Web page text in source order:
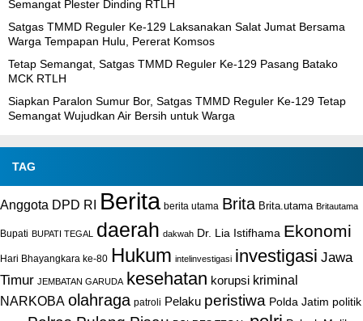
Semangat Plester Dinding RTLH
Satgas TMMD Reguler Ke-129 Laksanakan Salat Jumat Bersama
Warga Tempapan Hulu, Pererat Komsos
Tetap Semangat, Satgas TMMD Reguler Ke-129 Pasang Batako
MCK RTLH
Siapkan Paralon Sumur Bor, Satgas TMMD Reguler Ke-129 Tetap
Semangat Wujudkan Air Bersih untuk Warga
TAG
Anggota DPD RI Berita berita utama Brita Brita.utama Britautama
Bupati BUPATI TEGAL daerah dakwah Dr. Lia Istifhama Ekonomi
Hari Bhayangkara ke-80 Hukum intelinvestigasi investigasi Jawa
Timur JEMBATAN GARUDA kesehatan korupsi kriminal
NARKOBA olahraga patroli Pelaku peristiwa Polda Jatim politik